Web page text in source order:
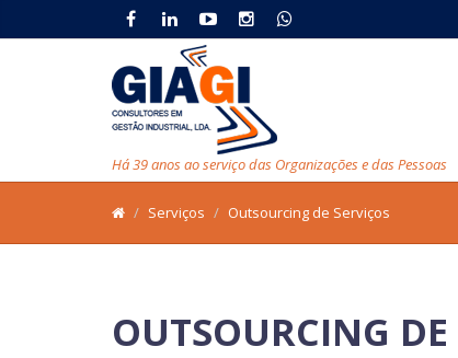
Há 39 anos ao serviço das Organizações e das Pessoas
Serviços Outsourcing de Serviços
OUTSOURCING DE